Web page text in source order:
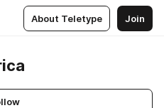
About Teletype Join